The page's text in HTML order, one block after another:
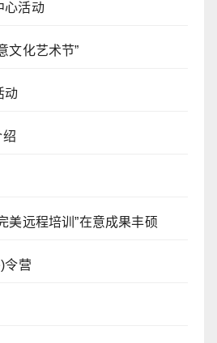
心活动
文化艺术节”
动
绍
美远程培训”在意成果丰硕
令营